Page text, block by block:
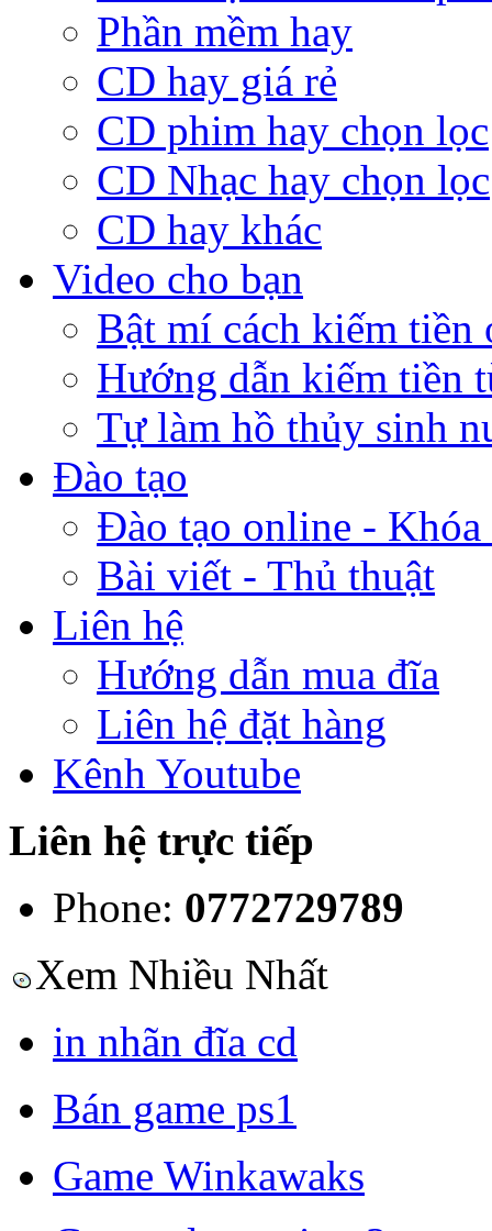
Phần mềm hay
CD hay giá rẻ
CD phim hay chọn lọc
CD Nhạc hay chọn lọc
CD hay khác
Video cho bạn
Bật mí cách kiếm tiền
Hướng dẫn kiếm tiền
Tự làm hồ thủy sinh
Đào tạo
Đào tạo online -
Bài viết - Thủ thuật
Liên hệ
Hướng dẫn mua đĩa
Liên hệ đặt hàng
Kênh Youtube
Liên hệ trực tiếp
Phone: 0772729789
Xem Nhiều Nhất
in nhãn đĩa cd
Bán game ps1
Game Winkawaks